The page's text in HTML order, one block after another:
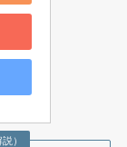
）